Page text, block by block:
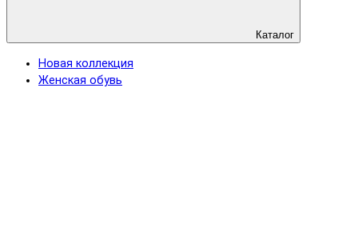
Каталог
Новая коллекция
Женская обувь